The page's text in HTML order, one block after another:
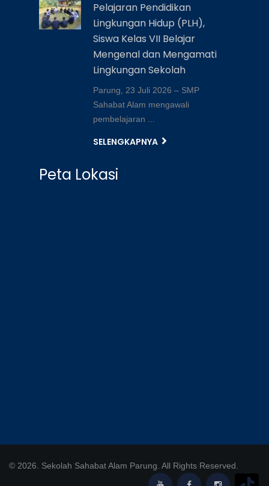
Pelajaran Pendidikan
Lingkungan Hidup (PLH),
Siswa Kelas VII Belajar
Mengenal dan Mengamati
Lingkungan Sekolah
Parung, 23 Juli 2026 – SMP
Sahabat Alam mengawali
pembelajaran ...
SELENGKAPNYA
Peta Lokasi
© 2026. Sekolah Sahabat Alam Parung. All Rights Reserved.